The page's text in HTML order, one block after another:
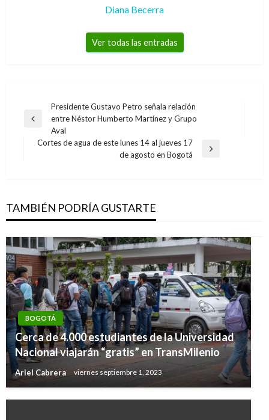
Diana Becerra
Ver todas las entradas
Navegación
de
entradas
Entrada
anterior
Presidente Gustavo Petro señala relación
entre Néstor Humberto Martínez y Grupo
Aval
Cortes de agua de este lunes 14 al jueves 17
de agosto en Bogotá
TAMBIÉN PODRÍA GUSTARTE
BOGOTÁ
Cerca de 4.000 estudiantes de la Universidad
Nacional viajarán “gratis” en TransMilenio
Ariel Cabrera viernes septiembre 1, 2023